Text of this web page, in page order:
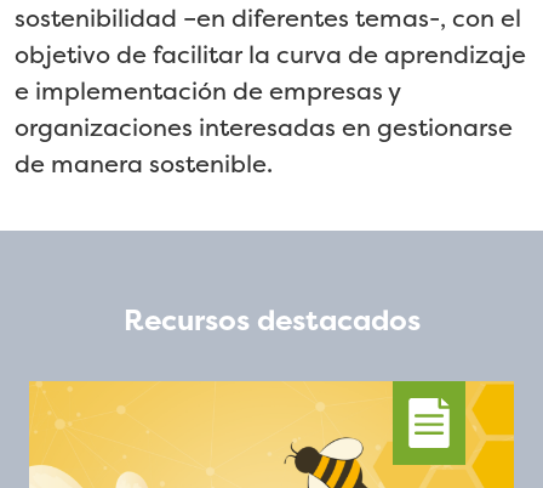
sostenibilidad –en diferentes temas-, con el
objetivo de facilitar la curva de aprendizaje
e implementación de empresas y
organizaciones interesadas en gestionarse
de manera sostenible.
recursos destacados